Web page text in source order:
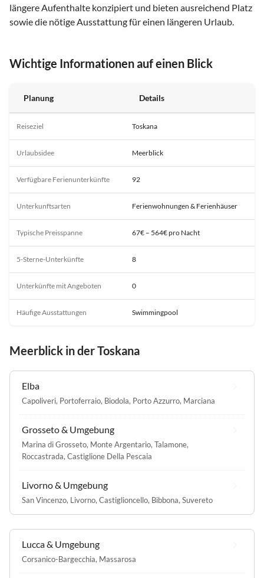
längere Aufenthalte konzipiert und bieten ausreichend Platz
sowie die nötige Ausstattung für einen längeren Urlaub.
Wichtige Informationen auf einen Blick
Planung Details
Reiseziel Toskana
Urlaubsidee Meerblick
Verfügbare Ferienunterkünfte 92
Unterkunftsarten Ferienwohnungen & Ferienhäuser
Typische Preisspanne 67€ – 564€ pro Nacht
5-Sterne-Unterkünfte 8
Unterkünfte mit Angeboten 0
Häufige Ausstattungen Swimmingpool
Meerblick in der Toskana
Elba
Capoliveri, Portoferraio, Biodola, Porto Azzurro, Marciana
Grosseto & Umgebung
Marina di Grosseto, Monte Argentario, Talamone,
Roccastrada, Castiglione Della Pescaia
Livorno & Umgebung
San Vincenzo, Livorno, Castiglioncello, Bibbona, Suvereto
Lucca & Umgebung
Corsanico-Bargecchia, Massarosa